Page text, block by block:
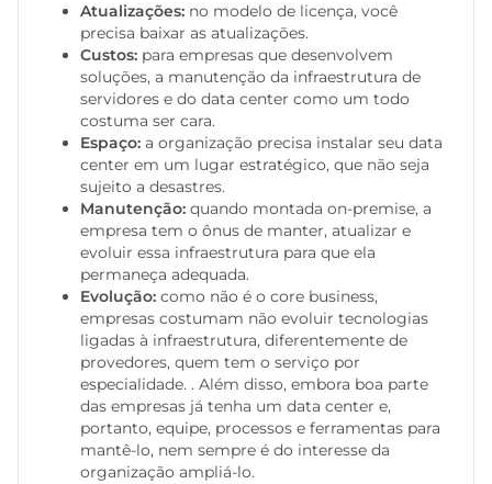
Atualizações: no modelo de licença, você
precisa baixar as atualizações.
Custos: para empresas que desenvolvem
soluções, a manutenção da infraestrutura de
servidores e do data center como um todo
costuma ser cara.
Espaço: a organização precisa instalar seu data
center em um lugar estratégico, que não seja
sujeito a desastres.
Manutenção: quando montada on-premise, a
empresa tem o ônus de manter, atualizar e
evoluir essa infraestrutura para que ela
permaneça adequada.
Evolução: como não é o core business,
empresas costumam não evoluir tecnologias
ligadas à infraestrutura, diferentemente de
provedores, quem tem o serviço por
especialidade. . Além disso, embora boa parte
das empresas já tenha um data center e,
portanto, equipe, processos e ferramentas para
mantê-lo, nem sempre é do interesse da
organização ampliá-lo.